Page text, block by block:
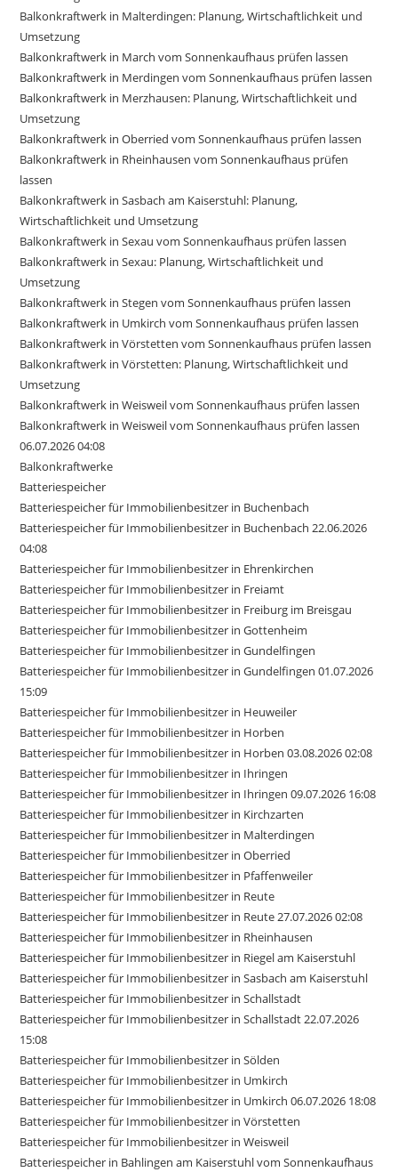
Balkonkraftwerk in Malterdingen: Planung, Wirtschaftlichkeit und
Umsetzung
Balkonkraftwerk in March vom Sonnenkaufhaus prüfen lassen
Balkonkraftwerk in Merdingen vom Sonnenkaufhaus prüfen lassen
Balkonkraftwerk in Merzhausen: Planung, Wirtschaftlichkeit und
Umsetzung
Balkonkraftwerk in Oberried vom Sonnenkaufhaus prüfen lassen
Balkonkraftwerk in Rheinhausen vom Sonnenkaufhaus prüfen
lassen
Balkonkraftwerk in Sasbach am Kaiserstuhl: Planung,
Wirtschaftlichkeit und Umsetzung
Balkonkraftwerk in Sexau vom Sonnenkaufhaus prüfen lassen
Balkonkraftwerk in Sexau: Planung, Wirtschaftlichkeit und
Umsetzung
Balkonkraftwerk in Stegen vom Sonnenkaufhaus prüfen lassen
Balkonkraftwerk in Umkirch vom Sonnenkaufhaus prüfen lassen
Balkonkraftwerk in Vörstetten vom Sonnenkaufhaus prüfen lassen
Balkonkraftwerk in Vörstetten: Planung, Wirtschaftlichkeit und
Umsetzung
Balkonkraftwerk in Weisweil vom Sonnenkaufhaus prüfen lassen
Balkonkraftwerk in Weisweil vom Sonnenkaufhaus prüfen lassen
06.07.2026 04:08
Balkonkraftwerke
Batteriespeicher
Batteriespeicher für Immobilienbesitzer in Buchenbach
Batteriespeicher für Immobilienbesitzer in Buchenbach 22.06.2026
04:08
Batteriespeicher für Immobilienbesitzer in Ehrenkirchen
Batteriespeicher für Immobilienbesitzer in Freiamt
Batteriespeicher für Immobilienbesitzer in Freiburg im Breisgau
Batteriespeicher für Immobilienbesitzer in Gottenheim
Batteriespeicher für Immobilienbesitzer in Gundelfingen
Batteriespeicher für Immobilienbesitzer in Gundelfingen 01.07.2026
15:09
Batteriespeicher für Immobilienbesitzer in Heuweiler
Batteriespeicher für Immobilienbesitzer in Horben
Batteriespeicher für Immobilienbesitzer in Horben 03.08.2026 02:08
Batteriespeicher für Immobilienbesitzer in Ihringen
Batteriespeicher für Immobilienbesitzer in Ihringen 09.07.2026 16:08
Batteriespeicher für Immobilienbesitzer in Kirchzarten
Batteriespeicher für Immobilienbesitzer in Malterdingen
Batteriespeicher für Immobilienbesitzer in Oberried
Batteriespeicher für Immobilienbesitzer in Pfaffenweiler
Batteriespeicher für Immobilienbesitzer in Reute
Batteriespeicher für Immobilienbesitzer in Reute 27.07.2026 02:08
Batteriespeicher für Immobilienbesitzer in Rheinhausen
Batteriespeicher für Immobilienbesitzer in Riegel am Kaiserstuhl
Batteriespeicher für Immobilienbesitzer in Sasbach am Kaiserstuhl
Batteriespeicher für Immobilienbesitzer in Schallstadt
Batteriespeicher für Immobilienbesitzer in Schallstadt 22.07.2026
15:08
Batteriespeicher für Immobilienbesitzer in Sölden
Batteriespeicher für Immobilienbesitzer in Umkirch
Batteriespeicher für Immobilienbesitzer in Umkirch 06.07.2026 18:08
Batteriespeicher für Immobilienbesitzer in Vörstetten
Batteriespeicher für Immobilienbesitzer in Weisweil
Batteriespeicher in Bahlingen am Kaiserstuhl vom Sonnenkaufhaus